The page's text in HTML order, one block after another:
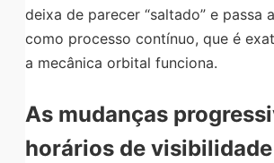
deixa de parecer “saltado” e passa
como processo contínuo, que é
a mecânica orbital funciona.
As mudanças
horários de visibilidade